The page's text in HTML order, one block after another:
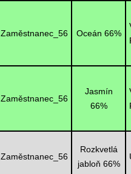
Zaměstnanec_56 Oceán 66%
Zaměstnanec_56
Jasmín
66%
Zaměstnanec_56
Rozkvetlá
jabloň 66%